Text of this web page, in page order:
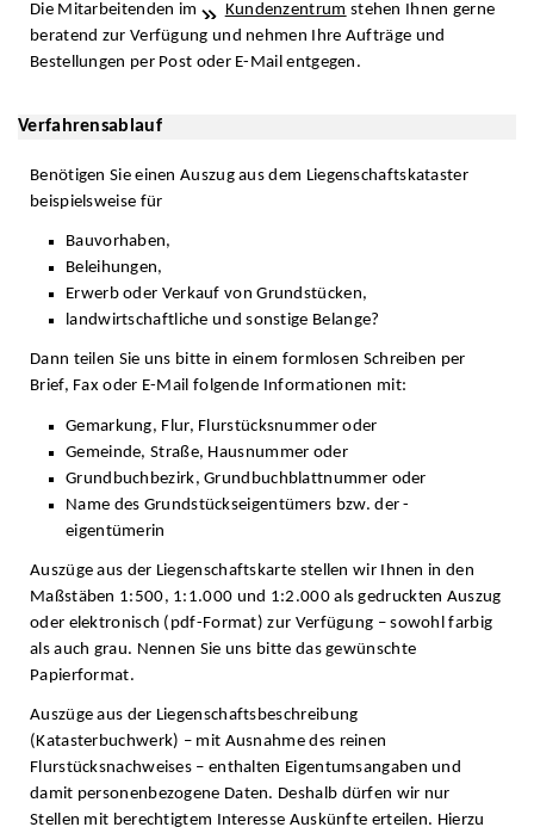
Die Mitarbeitenden im Kundenzentrum stehen Ihnen gerne
beratend zur Verfügung und nehmen Ihre Aufträge und
Bestellungen per Post oder E-Mail entgegen.
Verfahrensablauf
Benötigen Sie einen Auszug aus dem Liegenschaftskataster
beispielsweise für
Bauvorhaben,
Beleihungen,
Erwerb oder Verkauf von Grundstücken,
landwirtschaftliche und sonstige Belange?
Dann teilen Sie uns bitte in einem formlosen Schreiben per
Brief, Fax oder E-Mail folgende Informationen mit:
Gemarkung, Flur, Flurstücksnummer oder
Gemeinde, Straße, Hausnummer oder
Grundbuchbezirk, Grundbuchblattnummer oder
Name des Grundstückseigentümers bzw. der -
eigentümerin
Auszüge aus der Liegenschaftskarte stellen wir Ihnen in den
Maßstäben 1:500, 1:1.000 und 1:2.000 als gedruckten Auszug
oder elektronisch (pdf-Format) zur Verfügung – sowohl farbig
als auch grau. Nennen Sie uns bitte das gewünschte
Papierformat.
Auszüge aus der Liegenschaftsbeschreibung
(Katasterbuchwerk) – mit Ausnahme des reinen
Flurstücksnachweises – enthalten Eigentumsangaben und
damit personenbezogene Daten. Deshalb dürfen wir nur
Stellen mit berechtigtem Interesse Auskünfte erteilen. Hierzu